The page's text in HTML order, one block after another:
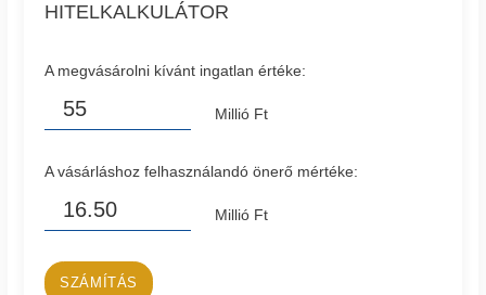
HITELKALKULÁTOR
A megvásárolni kívánt ingatlan értéke:
Millió Ft
A vásárláshoz felhasználandó önerő mértéke:
Millió Ft
SZÁMÍTÁS